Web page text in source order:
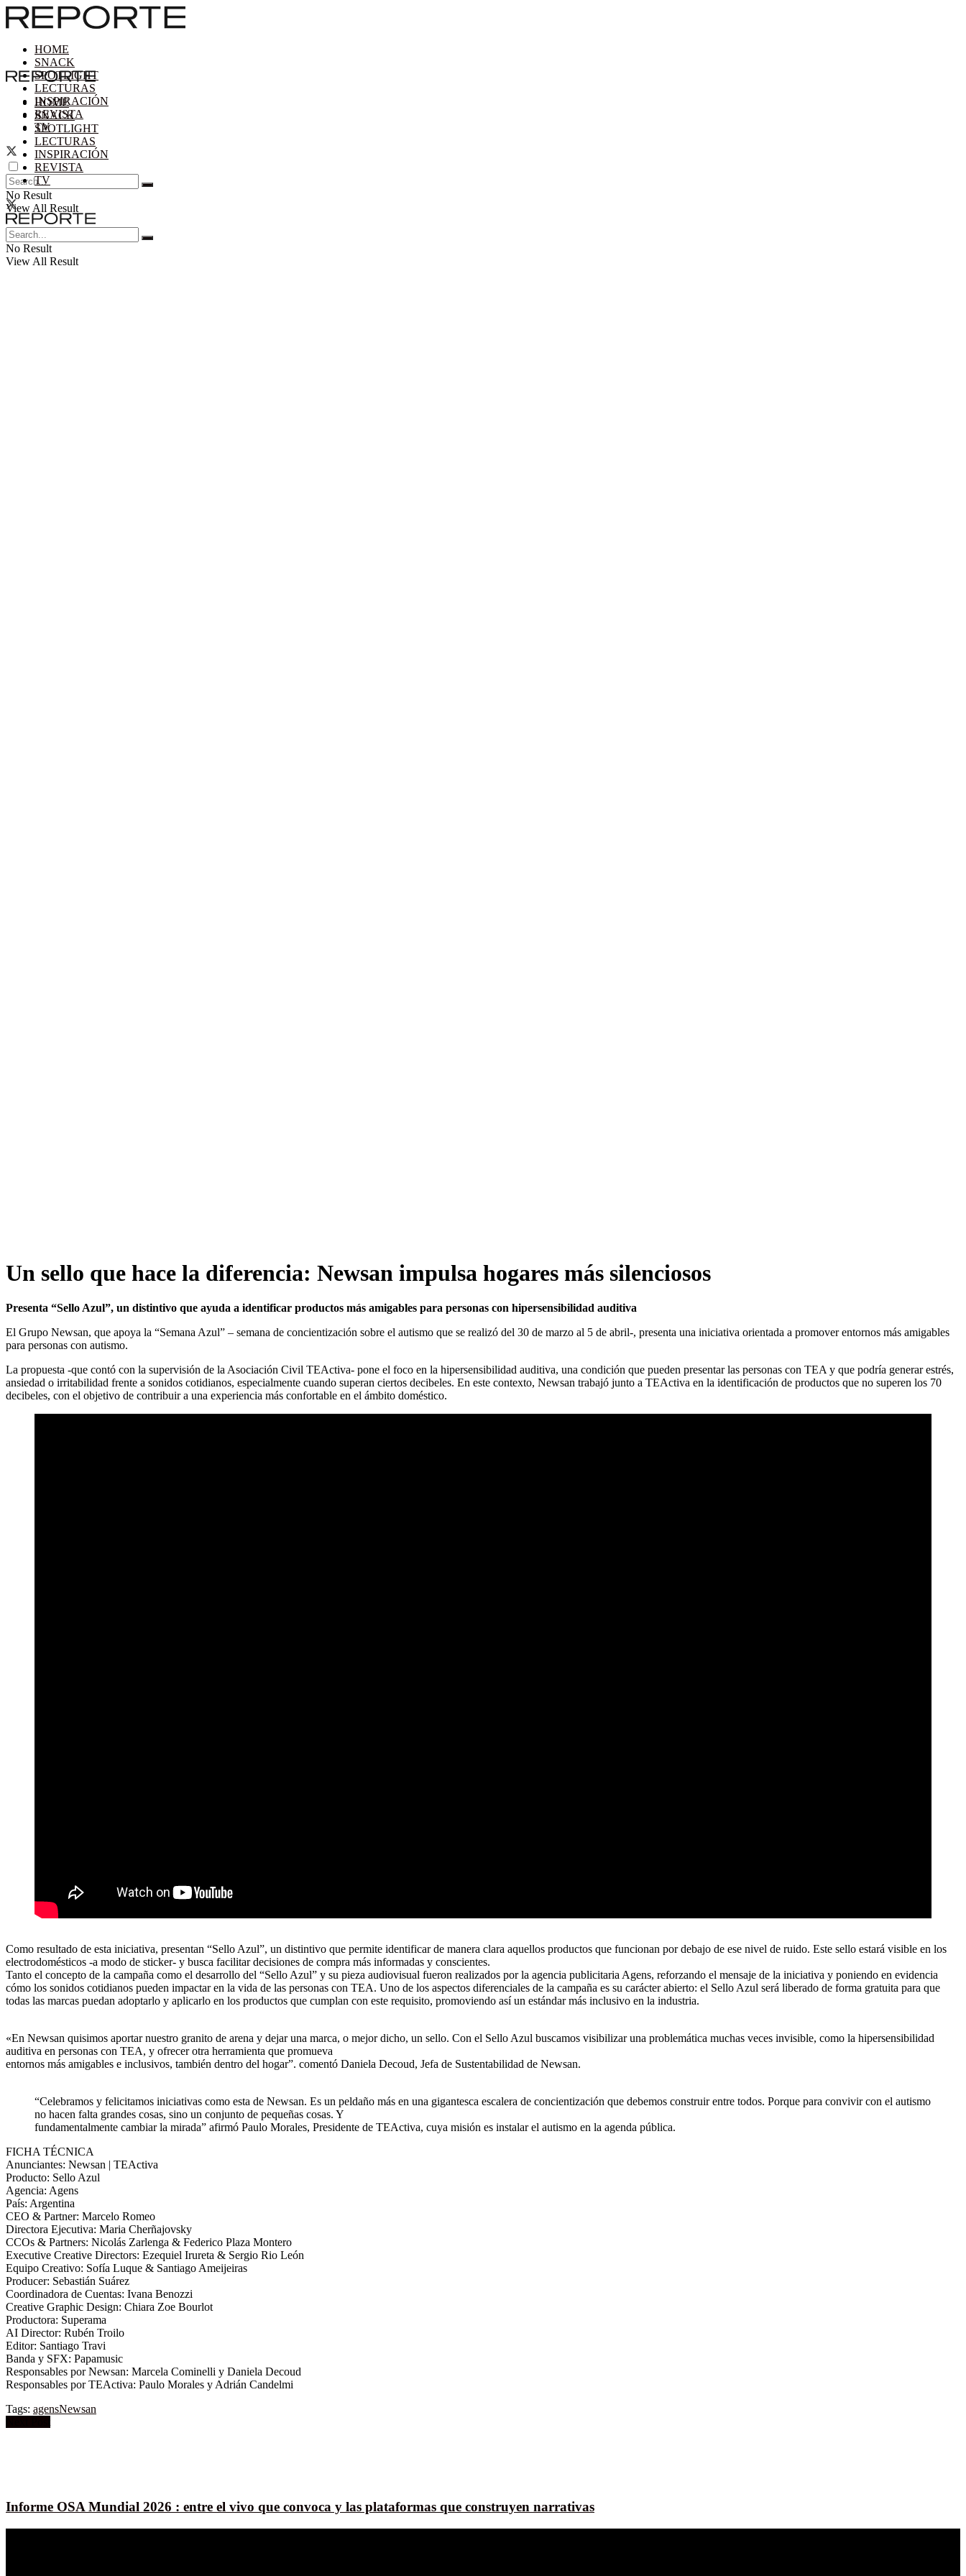
HOME
SNACK
SPOTLIGHT
LECTURAS
INSPIRACIÓN
REVISTA
TV
No Result
View All Result
HOME
SNACK
SPOTLIGHT
LECTURAS
INSPIRACIÓN
REVISTA
TV
No Result
View All Result
Un sello que hace la diferencia: Newsan impulsa hogares más silenciosos
Presenta “Sello Azul”, un distintivo que ayuda a identificar productos más amigables para personas con hipersensibilidad auditiva
El Grupo Newsan, que apoya la “Semana Azul” – semana de concientización sobre el autismo que se realizó del 30 de marzo al 5 de abril-, presenta una iniciativa orientada a promover entornos más amigables
para personas con autismo.
La propuesta -que contó con la supervisión de la Asociación Civil TEActiva- pone el foco en la hipersensibilidad auditiva, una condición que pueden presentar las personas con TEA y que podría generar estrés,
ansiedad o irritabilidad frente a sonidos cotidianos, especialmente cuando superan ciertos decibeles. En este contexto, Newsan trabajó junto a TEActiva en la identificación de productos que no superen los 70
decibeles, con el objetivo de contribuir a una experiencia más confortable en el ámbito doméstico.
Como resultado de esta iniciativa, presentan “Sello Azul”, un distintivo que permite identificar de manera clara aquellos productos que funcionan por debajo de ese nivel de ruido. Este sello estará visible en los
electrodomésticos -a modo de sticker- y busca facilitar decisiones de compra más informadas y conscientes.
Tanto el concepto de la campaña como el desarrollo del “Sello Azul” y su pieza audiovisual fueron realizados por la agencia publicitaria Agens, reforzando el mensaje de la iniciativa y poniendo en evidencia
cómo los sonidos cotidianos pueden impactar en la vida de las personas con TEA. Uno de los aspectos diferenciales de la campaña es su carácter abierto: el Sello Azul será liberado de forma gratuita para que
todas las marcas puedan adoptarlo y aplicarlo en los productos que cumplan con este requisito, promoviendo así un estándar más inclusivo en la industria.
«En Newsan quisimos aportar nuestro granito de arena y dejar una marca, o mejor dicho, un sello. Con el Sello Azul buscamos visibilizar una problemática muchas veces invisible, como la hipersensibilidad
auditiva en personas con TEA, y ofrecer otra herramienta que promueva
entornos más amigables e inclusivos, también dentro del hogar”. comentó Daniela Decoud, Jefa de Sustentabilidad de Newsan.
“Celebramos y felicitamos iniciativas como esta de Newsan. Es un peldaño más en una gigantesca escalera de concientización que debemos construir entre todos. Porque para convivir con el autismo
no hacen falta grandes cosas, sino un conjunto de pequeñas cosas. Y
fundamentalmente cambiar la mirada” afirmó Paulo Morales, Presidente de TEActiva, cuya misión es instalar el autismo en la agenda pública.
FICHA TÉCNICA
Anunciantes: Newsan | TEActiva
Producto: Sello Azul
Agencia: Agens
País: Argentina
CEO & Partner: Marcelo Romeo
Directora Ejecutiva: Maria Cherñajovsky
CCOs & Partners: Nicolás Zarlenga & Federico Plaza Montero
Executive Creative Directors: Ezequiel Irureta & Sergio Rio León
Equipo Creativo: Sofía Luque & Santiago Ameijeiras
Producer: Sebastián Suárez
Coordinadora de Cuentas: Ivana Benozzi
Creative Graphic Design: Chiara Zoe Bourlot
Productora: Superama
AI Director: Rubén Troilo
Editor: Santiago Travi
Banda y SFX: Papamusic
Responsables por Newsan: Marcela Cominelli y Daniela Decoud
Responsables por TEActiva: Paulo Morales y Adrián Candelmi
Tags: agensNewsan
Informe OSA Mundial 2026 : entre el vivo que convoca y las plataformas que construyen narrativas